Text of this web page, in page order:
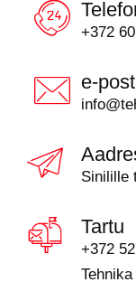
+372
e-post
Sinilille
Tartu
+372